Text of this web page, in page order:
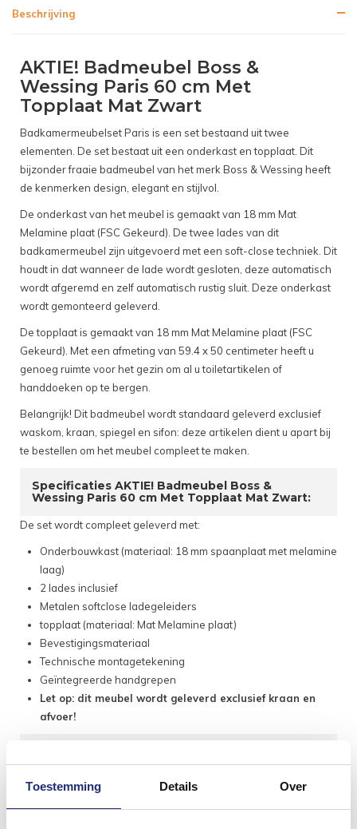
Toestemming Details Over
Beschrijving
AKTIE! Badmeubel Boss &
Wessing Paris 60 cm Met
Topplaat Mat Zwart
Badkamermeubelset Paris is een set bestaand uit twee
elementen. De set bestaat uit een onderkast en topplaat. Dit
bijzonder fraaie badmeubel van het merk Boss & Wessing heeft
de kenmerken design, elegant en stijlvol.
De onderkast van het meubel is gemaakt van 18 mm Mat
Melamine plaat (FSC Gekeurd). De twee lades van dit
badkamermeubel zijn uitgevoerd met een soft-close techniek. Dit
houdt in dat wanneer de lade wordt gesloten, deze automatisch
wordt afgeremd en zelf automatisch rustig sluit. Deze onderkast
wordt gemonteerd geleverd.
De topplaat is gemaakt van 18 mm Mat Melamine plaat (FSC
Gekeurd). Met een afmeting van 59.4 x 50 centimeter heeft u
genoeg ruimte voor het gezin om al u toiletartikelen of
handdoeken op te bergen.
Belangrijk! Dit badmeubel wordt standaard geleverd exclusief
waskom, kraan, spiegel en sifon: deze artikelen dient u apart bij
te bestellen om het meubel compleet te maken.
Specificaties AKTIE! Badmeubel Boss &
Wessing Paris 60 cm Met Topplaat Mat Zwart:
De set wordt compleet geleverd met:
Onderbouwkast (materiaal: 18 mm spaanplaat met melamine
laag)
2 lades inclusief
Metalen softclose ladegeleiders
topplaat (materiaal: Mat Melamine plaat)
Bevestigingsmateriaal
Technische montagetekening
Geïntegreerde handgrepen
Let op: dit meubel wordt geleverd exclusief kraan en
afvoer!
Breedte: 59.4 cm
Hoogte: 50 cm